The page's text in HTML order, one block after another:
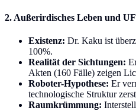
2. Außerirdisches Leben und
Existenz: Dr. Kaku ist
100%.
Realität der Sichtungen:
Akten (160 Fälle) zeigen
Roboter-Hypothese: Er
technologische Struktur
Raumkrümmung: